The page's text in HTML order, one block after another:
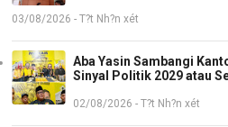
03/08/2026 - T?t Nh?n xét
Aba Yasin Sambangi
Sinyal Politik 2029 atau
02/08/2026 - T?t Nh?n xét